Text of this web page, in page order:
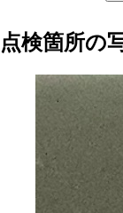
点検箇所の